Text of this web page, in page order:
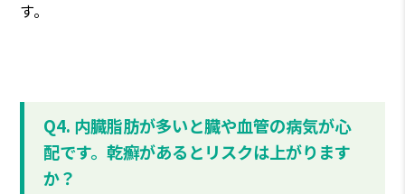
す。
Q4. 内臓脂肪が多いと臓や血管の病気が心
配です。乾癬があるとリスクは上がります
か？